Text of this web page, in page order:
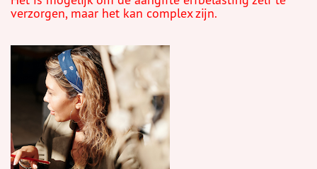
verzorgen, maar het kan complex zijn.